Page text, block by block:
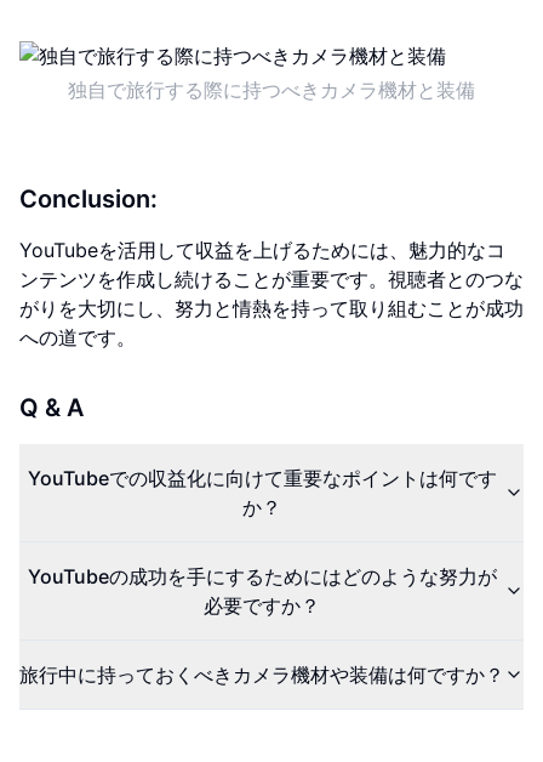
独自で旅行する際に持つべきカメラ機材と装備
Conclusion:
YouTubeを活用して収益を上げるためには、魅力的なコ
ンテンツを作成し続けることが重要です。視聴者とのつな
がりを大切にし、努力と情熱を持って取り組むことが成功
への道です。
Q & A
YouTubeでの収益化に向けて重要なポイントは何です
か？
YouTubeの成功を手にするためにはどのような努力が
必要ですか？
旅行中に持っておくべきカメラ機材や装備は何ですか？